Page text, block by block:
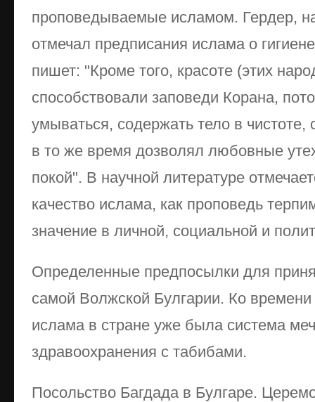
проповедываемые исламом. Гердер,
отмечал предписания ислама о
пишет: "Кроме того, красоте (этих
способствовали заповеди Корана,
умываться, содержать тело в
в то же время дозволял любовные
покой". В научной литературе
качество ислама, как проповедь
значение в личной, социальной и
Определенные предпосылки для
самой Волжской Булгарии. Ко
ислама в стране уже была система
здравоохранения с табибами.
Посольство Багдада в Булгаре.